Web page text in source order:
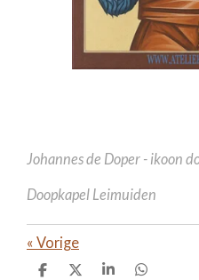
Johannes de Doper - ikoon
Doopkapel Leimuiden
« Vorige
D
D
S
D